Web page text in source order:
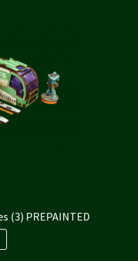
(3) PREPAINTED